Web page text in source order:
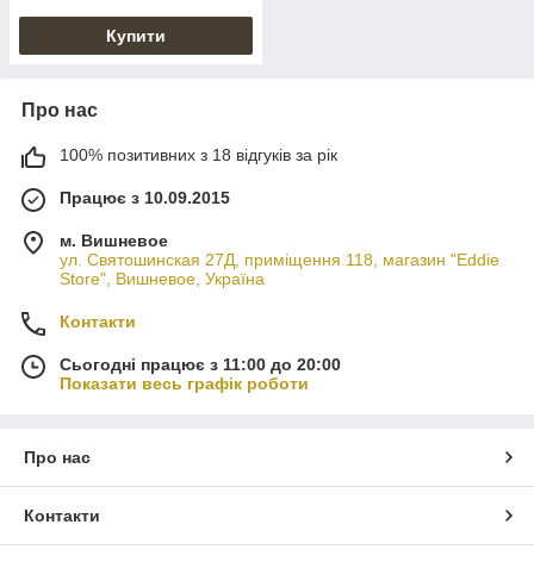
Купити
Про нас
100% позитивних з 18 відгуків за рік
Працює з 10.09.2015
м. Вишневое
ул. Святошинская 27Д, приміщення 118, магазин "Eddie
Store", Вишневое, Україна
Контакти
Сьогодні працює з 11:00 до 20:00
Показати весь графік роботи
Про нас
Контакти